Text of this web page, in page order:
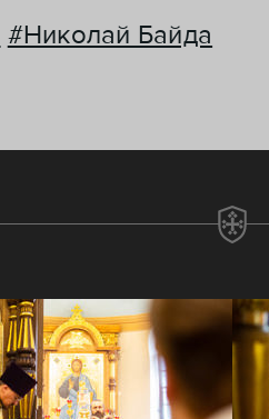
#Николай Байда